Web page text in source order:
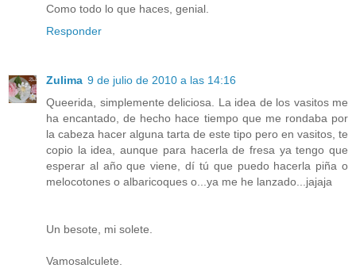
Como todo lo que haces, genial.
Responder
Zulima 9 de julio de 2010 a las 14:16
Queerida, simplemente deliciosa. La idea de los vasitos me
ha encantado, de hecho hace tiempo que me rondaba por
la cabeza hacer alguna tarta de este tipo pero en vasitos, te
copio la idea, aunque para hacerla de fresa ya tengo que
esperar al año que viene, dí tú que puedo hacerla piña o
melocotones o albaricoques o...ya me he lanzado...jajaja
Un besote, mi solete.
Vamosalculete.